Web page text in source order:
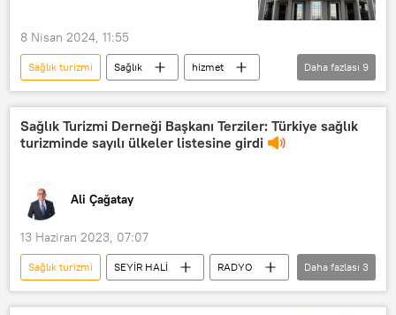
8 Nisan 2024, 11:55
Sağlık turizmi Sağlık
hizmet
Doktor
Sağlık Bakanlığı
Ekonomi
Gelir
Turizm
Türkiye
Daha fazlası 9
Sağlık Turizmi Derneği Başkanı Terziler: Türkiye sağlık
turizminde sayılı ülkeler listesine girdi
Ali Çağatay
13 Haziran 2023, 07:07
Sağlık turizmi SEYİR HALİ
RADYO
Türkiye
Afrika saç ekimi
Daha fazlası 3